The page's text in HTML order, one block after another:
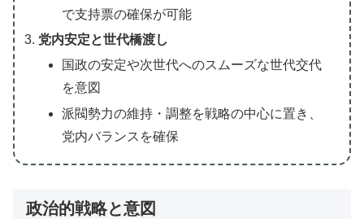
で支持票の確保が可能
党内安定と世代橋渡し
国政の安定や次世代へのスムーズな世代交代
を意図
派閥勢力の維持・調整を戦略の中心に置き、
党内バランスを確保
政治的戦略と意図